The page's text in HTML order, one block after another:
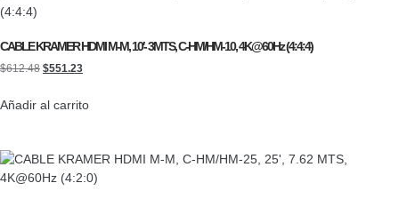
CABLE KRAMER HDMI M-M, 10′- 3MTS, C-HM/HM-10, 4K@60Hz (4:4:4)
$612.48 $551.23
Añadir al carrito